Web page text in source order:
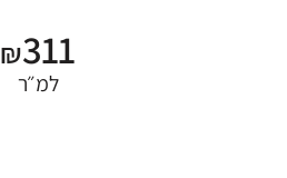
₪311
למ״ר